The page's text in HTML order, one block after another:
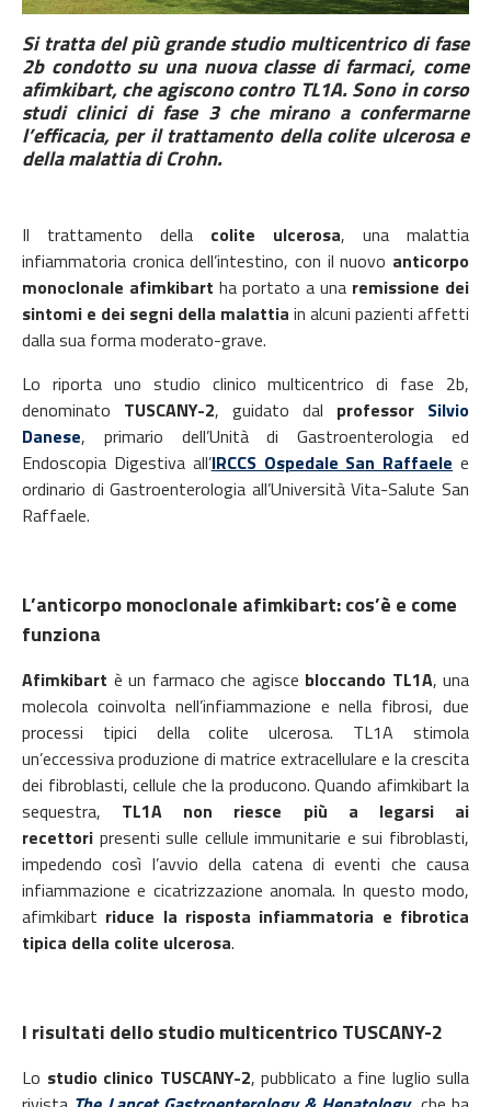
Si tratta del più grande studio multicentrico di fase
2b condotto su una nuova classe di farmaci, come
afimkibart, che agiscono contro TL1A. Sono in corso
studi clinici di fase 3 che mirano a confermarne
l’efficacia, per il trattamento della colite ulcerosa e
della malattia di Crohn.
Il trattamento della colite ulcerosa, una malattia
infiammatoria cronica dell’intestino, con il nuovo anticorpo
monoclonale afimkibart ha portato a una remissione dei
sintomi e dei segni della malattia in alcuni pazienti affetti
dalla sua forma moderato-grave.
Lo riporta uno studio clinico multicentrico di fase 2b,
denominato TUSCANY-2, guidato dal professor Silvio
Danese, primario dell’Unità di Gastroenterologia ed
Endoscopia Digestiva all’IRCCS Ospedale San Raffaele e
ordinario di Gastroenterologia all’Università Vita-Salute San
Raffaele.
L’anticorpo monoclonale afimkibart: cos’è e come
funziona
Afimkibart è un farmaco che agisce bloccando TL1A, una
molecola coinvolta nell’infiammazione e nella fibrosi, due
processi tipici della colite ulcerosa. TL1A stimola
un’eccessiva produzione di matrice extracellulare e la crescita
dei fibroblasti, cellule che la producono. Quando afimkibart la
sequestra, TL1A non riesce più a legarsi ai
recettori presenti sulle cellule immunitarie e sui fibroblasti,
impedendo così l’avvio della catena di eventi che causa
infiammazione e cicatrizzazione anomala. In questo modo,
afimkibart riduce la risposta infiammatoria e fibrotica
tipica della colite ulcerosa.
I risultati dello studio multicentrico TUSCANY-2
Lo studio clinico TUSCANY-2, pubblicato a fine luglio sulla